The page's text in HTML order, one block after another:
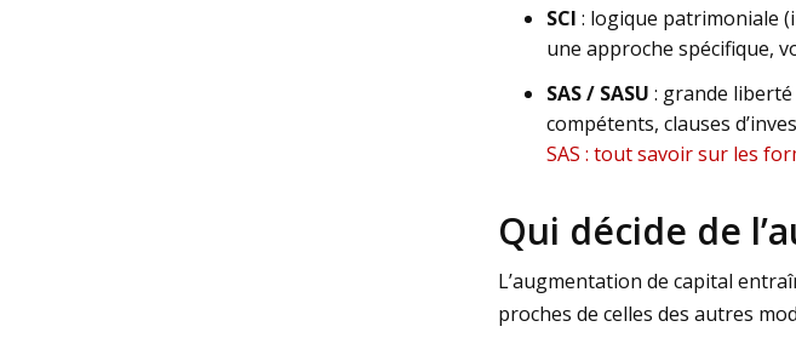
SCI : logique patrimoniale
une approche spécifique,
SAS / SASU : grande
compétents, clauses
SAS : tout savoir sur les
Qui décide de
L’augmentation de capital
proches de celles des autres